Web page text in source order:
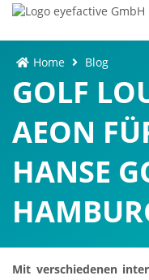
Home
Blog
GOLF
AEON
HANSE
Mit verschiedenen